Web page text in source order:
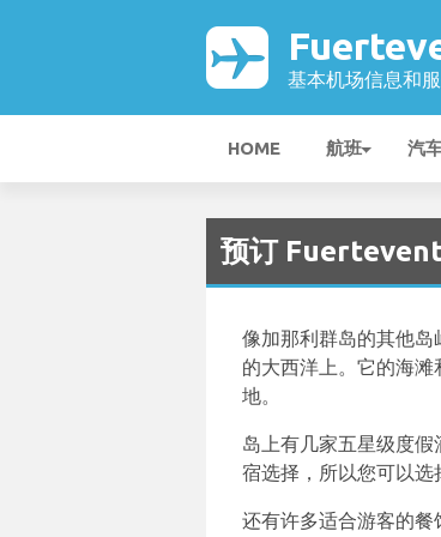
基本机场信息和
HOME 航班 汽
预订
像加那利群岛的其他
的大西洋上。它的海
地。
岛上有几家五星级度
宿选择，所以您可以选
还有许多适合游客的